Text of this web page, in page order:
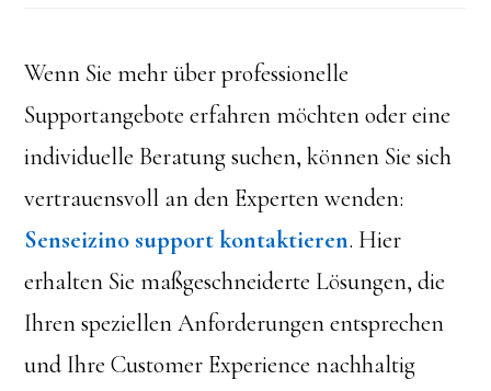
Wenn Sie mehr über professionelle
Supportangebote erfahren möchten oder eine
individuelle Beratung suchen, können Sie sich
vertrauensvoll an den Experten wenden:
Senseizino support kontaktieren. Hier
erhalten Sie maßgeschneiderte Lösungen, die
Ihren speziellen Anforderungen entsprechen
und Ihre Customer Experience nachhaltig